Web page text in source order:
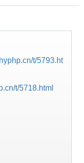
t/5793.ht
t/5718.html